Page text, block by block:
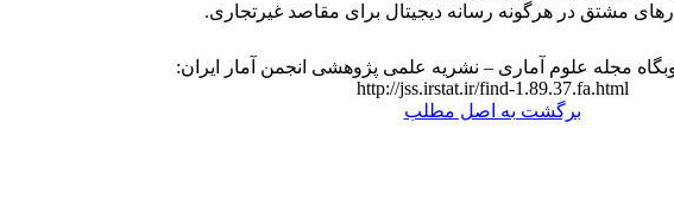
مشتق در هرگونه رسانه دیجیتال برای مقاصد غیرتجاری.
مجله علوم آماری – نشریه علمی پژوهشی انجمن آمار ایران:
http://jss.irstat.ir/find-1.89.37.fa.html
برگشت به اصل مطلب